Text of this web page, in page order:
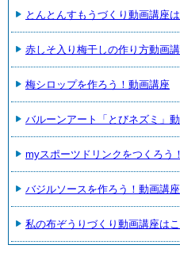
とんとんすもうづくり動画講座
赤しそ入り梅干しの作り方動画
梅シロップを作ろう！動画講座
バルーンアート「とびネズミ」
myスポーツドリンクをつくろう
バジルソースを作ろう！動画講座
私の布ぞうりづくり動画講座は